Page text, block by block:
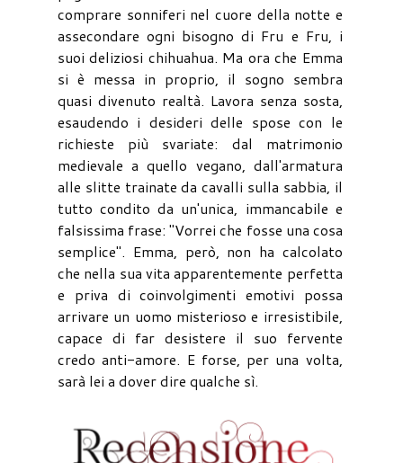
comprare sonniferi nel cuore della notte e
assecondare ogni bisogno di Fru e Fru, i
suoi deliziosi chihuahua. Ma ora che Emma
si è messa in proprio, il sogno sembra
quasi divenuto realtà. Lavora senza sosta,
esaudendo i desideri delle spose con le
richieste più svariate: dal matrimonio
medievale a quello vegano, dall'armatura
alle slitte trainate da cavalli sulla sabbia, il
tutto condito da un'unica, immancabile e
falsissima frase: "Vorrei che fosse una cosa
semplice". Emma, però, non ha calcolato
che nella sua vita apparentemente perfetta
e priva di coinvolgimenti emotivi possa
arrivare un uomo misterioso e irresistibile,
capace di far desistere il suo fervente
credo anti-amore. E forse, per una volta,
sarà lei a dover dire qualche sì.